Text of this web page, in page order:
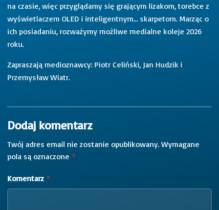
na czasie, więc przyglądamy się grającym lizakom, torebce z
wyświetlaczem OLED i inteligentnym… skarpetom. Marząc o
ich posiadaniu, rozważymy możliwe medialne koleje 2026
roku.
Zapraszają medioznawcy: Piotr Celiński, Jan Hudzik i
Przemysław Wiatr.
Dodaj komentarz
Twój adres email nie zostanie opublikowany. Wymagane
pola są oznaczone *
Komentarz *